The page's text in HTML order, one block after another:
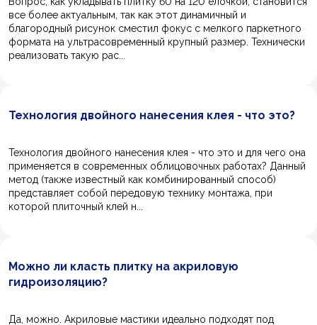
все более актуальным, так как этот динамичный и
благородный рисунок сместил фокус с мелкого паркетного
формата на ультрасовременный крупный размер. Технически
реализовать такую рас...
Технология двойного нанесения клея - что это?
Технология двойного нанесения клея - что это и для чего она
применяется в современных облицовочных работах? Данный
метод (также известный как комбинированный способ)
представляет собой передовую технику монтажа, при
которой плиточный клей н...
Можно ли класть плитку на акриловую
гидроизоляцию?
Да, можно. Акриловые мастики идеально подходят под